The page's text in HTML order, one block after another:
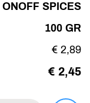
ONOFF SPICES
100 GR
€ 2,89
€ 2,45